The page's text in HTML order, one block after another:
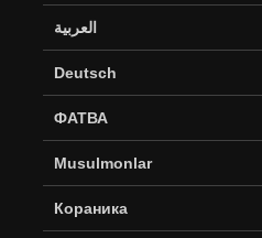
العربية
Deutsch
ФАТВА
Musulmonlar
Кораника